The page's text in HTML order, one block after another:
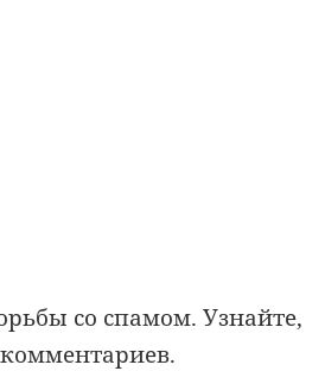
со спамом.Узнайте,
.